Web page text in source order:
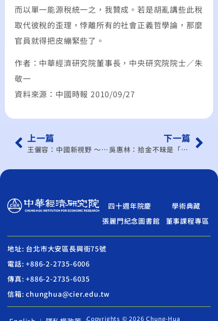
而以單一能源稅統一之，我贊成。若是胡亂講些此稅
取代彼稅的歪理，悖離所有的社會正義哲學論，那麼
官員就得把皮繃緊些了。
作者：中華經濟研究院董事長，中央研究院院士／朱
敬一
資料來源：中國時報 2010/09/27
上一篇
王儷容：中國新視野 ～ 人民幣升值幅度怎麼訂?
下一篇
吳惠林：拾金不昧是「美德」
四十週年院慶
學術典藏
張麗門紀念圖書館
董事課程專區
地址: 台北市大安區長興街75號
電話: +886-2-2735-6006
傳真: +886-2-2735-6035
信箱: chunghua@cier.edu.tw
Copyrights © 2026 Chung-Hua